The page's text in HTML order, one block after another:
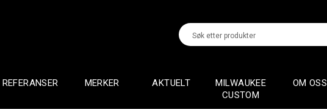
REFERANSER MERKER AKTUELT
MILWAUKEE
CUSTOM
OM OSS